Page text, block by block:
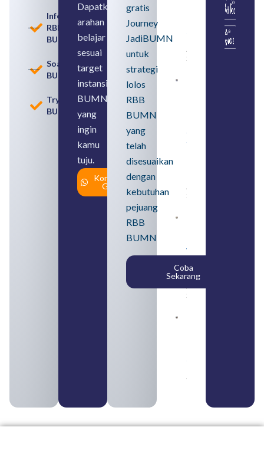
Informasi
RBB
BUMN
Soal
BUMN
Tryout
BUMN
Dapatkan
arahan
belajar
sesuai
target
instansi
BUMN
yang
ingin
kamu
tuju.
Konsultasi
Gratis
gratis
Journey
JadiBUMN
untuk
strategi
lolos
RBB
BUMN
yang
telah
disesuaikan
dengan
kebutuhan
pejuang
RBB
BUMN
Coba
Sekarang
Pengertian,
Perbedaan,
serta Jenis
August 6,
2026
SMA
Syarat,
August 5,
2026
yang
Tergabung
dalam
Himbara
August 4,
2026
August 3, 2026